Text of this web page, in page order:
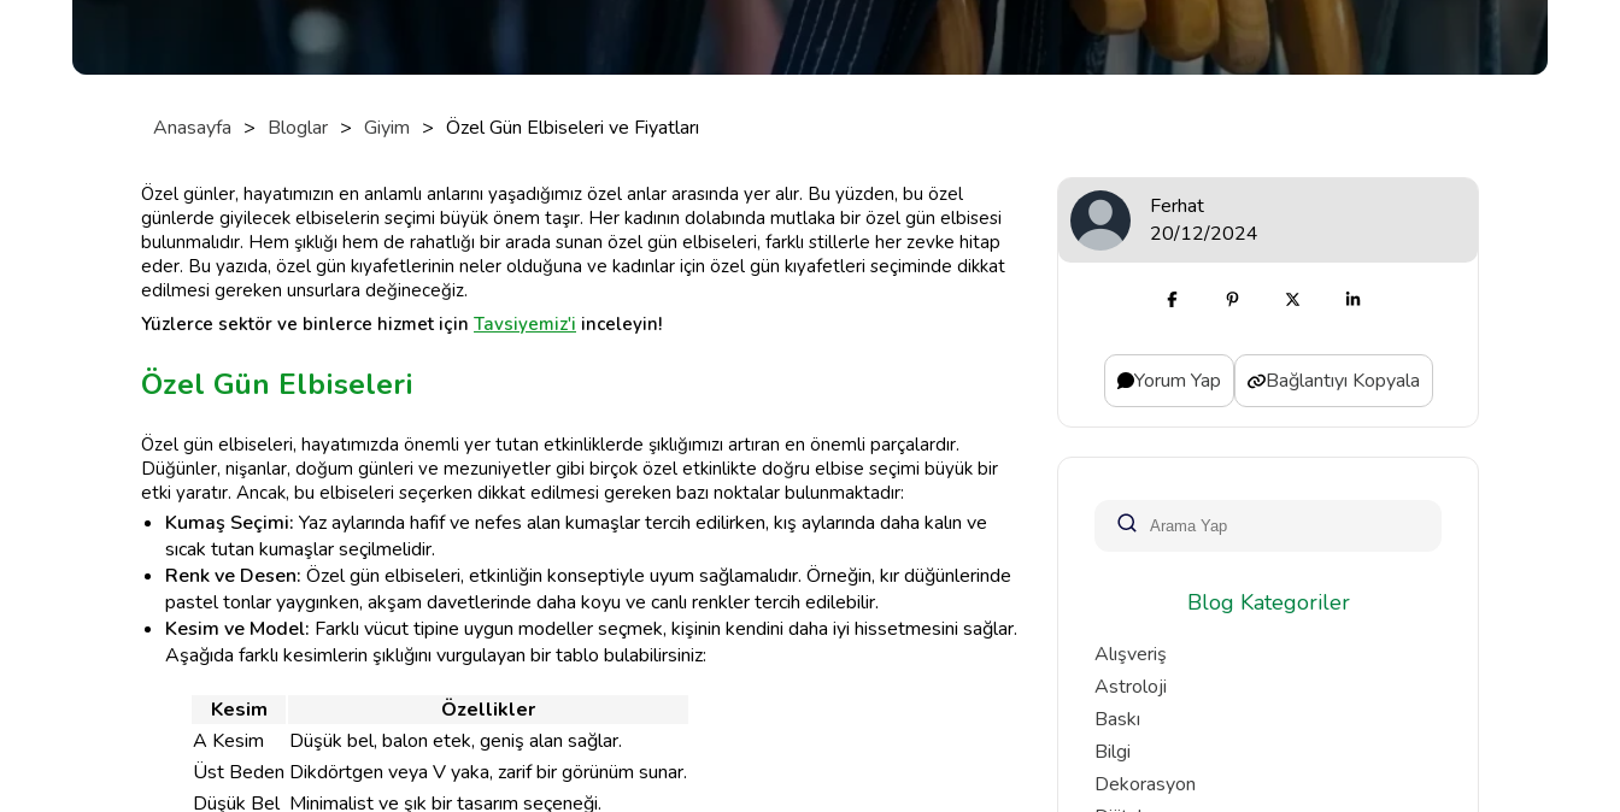
Anasayfa > Bloglar > Giyim > Özel Gün Elbiseleri ve Fiyatları
Özel günler, hayatımızın en anlamlı anlarını yaşadığımız özel anlar arasında yer alır. Bu yüzden, bu özel
günlerde giyilecek elbiselerin seçimi büyük önem taşır. Her kadının dolabında mutlaka bir özel gün elbisesi
bulunmalıdır. Hem şıklığı hem de rahatlığı bir arada sunan özel gün elbiseleri, farklı stillerle her zevke hitap
eder. Bu yazıda, özel gün kıyafetlerinin neler olduğuna ve kadınlar için özel gün kıyafetleri seçiminde dikkat
edilmesi gereken unsurlara değineceğiz.
Yüzlerce sektör ve binlerce hizmet için Tavsiyemiz'i inceleyin!
Özel Gün Elbiseleri
Özel gün elbiseleri, hayatımızda önemli yer tutan etkinliklerde şıklığımızı artıran en önemli parçalardır.
Düğünler, nişanlar, doğum günleri ve mezuniyetler gibi birçok özel etkinlikte doğru elbise seçimi büyük bir
etki yaratır. Ancak, bu elbiseleri seçerken dikkat edilmesi gereken bazı noktalar bulunmaktadır:
Kumaş Seçimi: Yaz aylarında hafif ve nefes alan kumaşlar tercih edilirken, kış aylarında daha kalın ve
sıcak tutan kumaşlar seçilmelidir.
Renk ve Desen: Özel gün elbiseleri, etkinliğin konseptiyle uyum sağlamalıdır. Örneğin, kır düğünlerinde
pastel tonlar yaygınken, akşam davetlerinde daha koyu ve canlı renkler tercih edilebilir.
Kesim ve Model: Farklı vücut tipine uygun modeller seçmek, kişinin kendini daha iyi hissetmesini sağlar.
Aşağıda farklı kesimlerin şıklığını vurgulayan bir tablo bulabilirsiniz:
Kesim
Özellikler
A Kesim
Düşük bel, balon etek, geniş alan sağlar.
Üst Beden Dikdörtgen veya V yaka, zarif bir görünüm sunar.
Düşük Bel Minimalist ve şık bir tasarım seçeneği.
Ferhat
20/12/2024
Yorum Yap Bağlantıyı Kopyala
Blog Kategoriler
Alışveriş
Astroloji
Baskı
Bilgi
Dekorasyon